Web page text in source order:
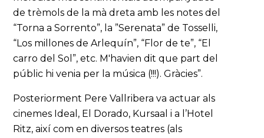
de trèmols de la mà dreta amb les notes del
“Torna a Sorrento”, la ”Serenata” de Tosselli,
“Los millones de Arlequín”, “Flor de te”, “El
carro del Sol”, etc. M'havien dit que part del
públic hi venia per la música (!!!). Gràcies”.
Posteriorment Pere Vallribera va actuar als
cinemes Ideal, El Dorado, Kursaal i a l’Hotel
Ritz, així com en diversos teatres (als